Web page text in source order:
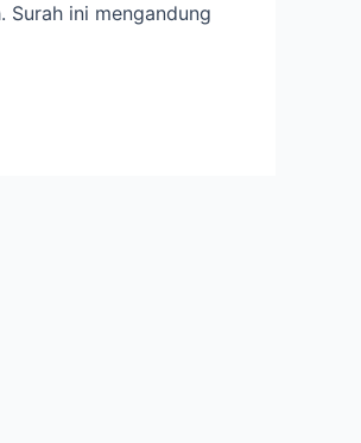
Surah ini mengandung